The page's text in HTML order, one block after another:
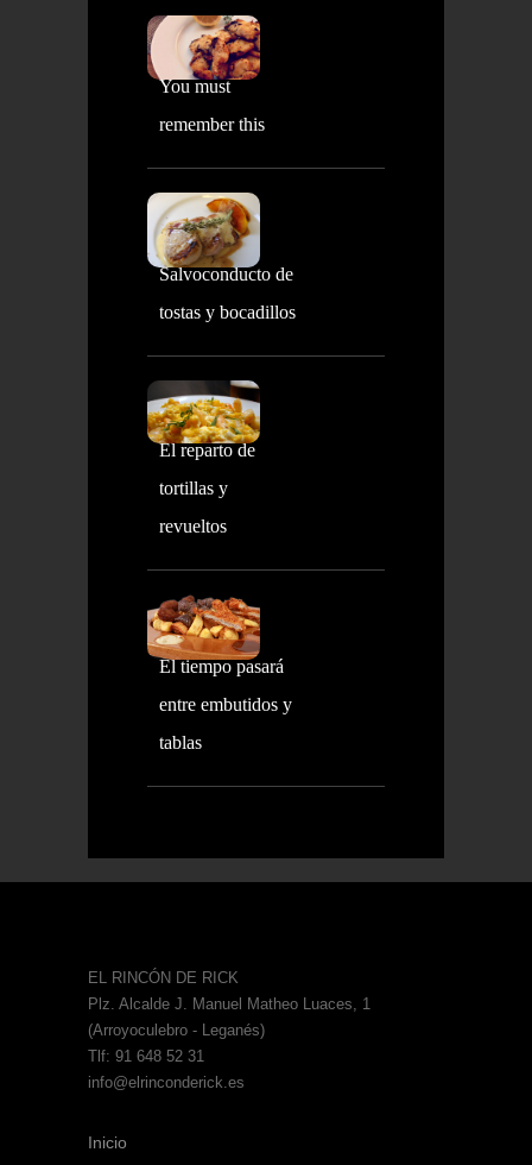
You must
remember this
Salvoconducto de
tostas y bocadillos
El reparto de
tortillas y
revueltos
El tiempo pasará
entre embutidos y
tablas
EL RINCÓN DE RICK
Plz. Alcalde J. Manuel Matheo Luaces, 1
(Arroyoculebro - Leganés)
Tlf: 91 648 52 31
info@elrinconderick.es
Inicio